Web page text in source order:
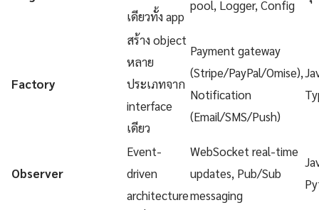
เดียวทั้ง app
pool, Logger, Config
Factory
สร้าง object
หลาย
ประเภทจาก
interface
เดียว
Payment gateway
(Stripe/PayPal/Omise),
Notification
(Email/SMS/Push)
Observer
Event-
driven
architecture
WebSocket real-time
updates, Pub/Sub
messaging